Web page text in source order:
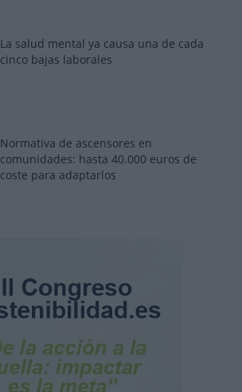
La salud mental ya causa una de cada
cinco bajas laborales
Normativa de ascensores en
comunidades: hasta 40.000 euros de
coste para adaptarlos